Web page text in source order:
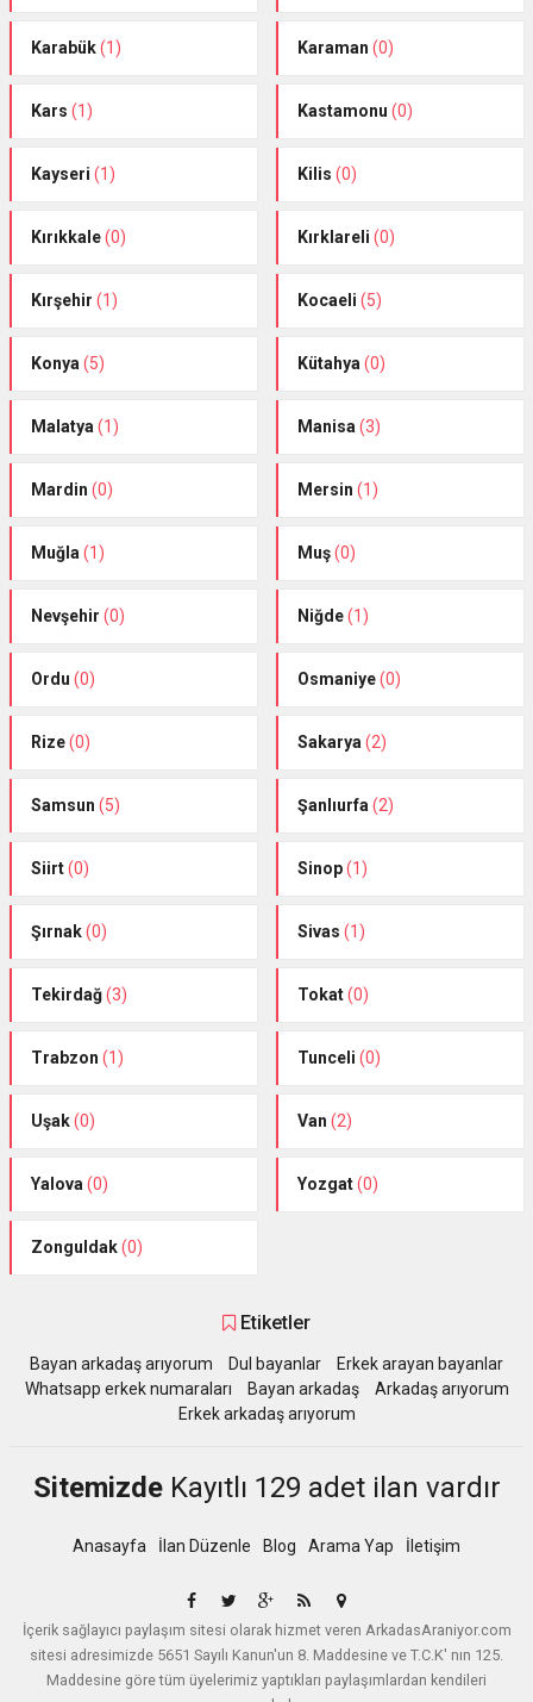
Karabük(1) Karaman (0)
Kars (1) Kastamonu (0)
Kayseri (1) Kilis (0)
Kırıkkale(0) Kırklareli (0)
Kırşehir (1) Kocaeli (5)
Konya (5) Kütahya (0)
Malatya (1) Manisa (3)
Mardin (0) Mersin (1)
Muğla (1) Muş(0)
Nevşehir (0) Niğde(1)
Ordu (0) Osmaniye(0)
Rize(0) Sakarya (2)
Samsun (5) Şanlıurfa (2)
Siirt(0) Sinop(1)
Şırnak(0) Sivas (1)
Tekirdağ(3) Tokat(0)
Trabzon (1) Tunceli (0)
Uşak(0) Van (2)
Yalova (0) Yozgat(0)
Zonguldak(0)
Etiketler
Bayan arkadaş arıyorum Dul bayanlar
Erkek arayan bayanlar
Whatsapp erkek numaraları
Bayan arkadaş
Arkadaş arıyorum
Erkek arkadaş arıyorum
SitemizdeKayıtlı 129 adet ilan vardır
Anasayfa İlan Düzenle Blog Arama Yap İletişim
İçerik sağlayıcı paylaşım sitesi olarak hizmet veren ArkadasAraniyor.com
sitesi adresimizde 5651 Sayılı Kanun'un 8. Maddesine ve T.C.K' nın 125.
Maddesine göre tüm üyelerimiz yaptıkları paylaşımlardan kendileri